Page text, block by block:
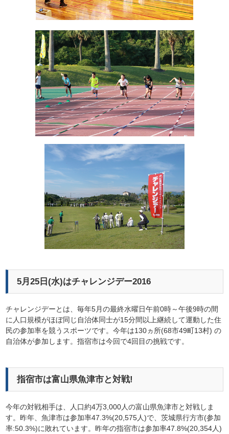
5月25日(水)はチャレンジデー2016
チャレンジデーとは、毎年5月の最終水曜日午前0時～午後9時の間
に人口規模がほぼ同じ自治体同士が15分間以上継続して運動した住
民の参加率を競うスポーツです。今年は130ヵ所(68市49町13村) の
自治体が参加します。指宿市は今回で4回目の挑戦です。
指宿市は富山県魚津市と対戦!
今年の対戦相手は、人口約4万3,000人の富山県魚津市と対戦しま
す。昨年、魚津市は参加率47.3%(20,575人)で、茨城県行方市(参加
率:50.3%)に敗れています。昨年の指宿市は参加率47.8%(20,354人)